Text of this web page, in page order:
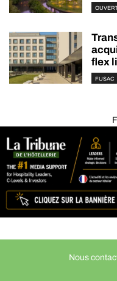
flex
FUSAC
Nous